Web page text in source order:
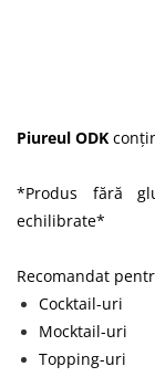
Piureul ODK
*Produs fără
echilibrate*
Recomandat
Cocktail-uri
Mocktail-uri
Topping-uri